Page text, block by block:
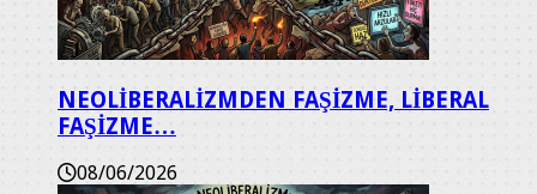
NEOLİBERALİZMDEN FAŞİZME, LİBERAL
FAŞİZME…
08/06/2026